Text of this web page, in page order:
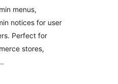
menus,
notices for user
Perfect for
stores,